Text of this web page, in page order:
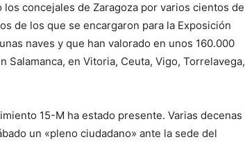
concejales de Zaragoza por varios cientos de
de los que se encargaron para la Exposición
naves y que han valorado en unos 160.000
en Vitoria, Ceuta, Vigo, Torrelavega,
15-M ha estado presente. Varias decenas
un «pleno ciudadano» ante la sede del